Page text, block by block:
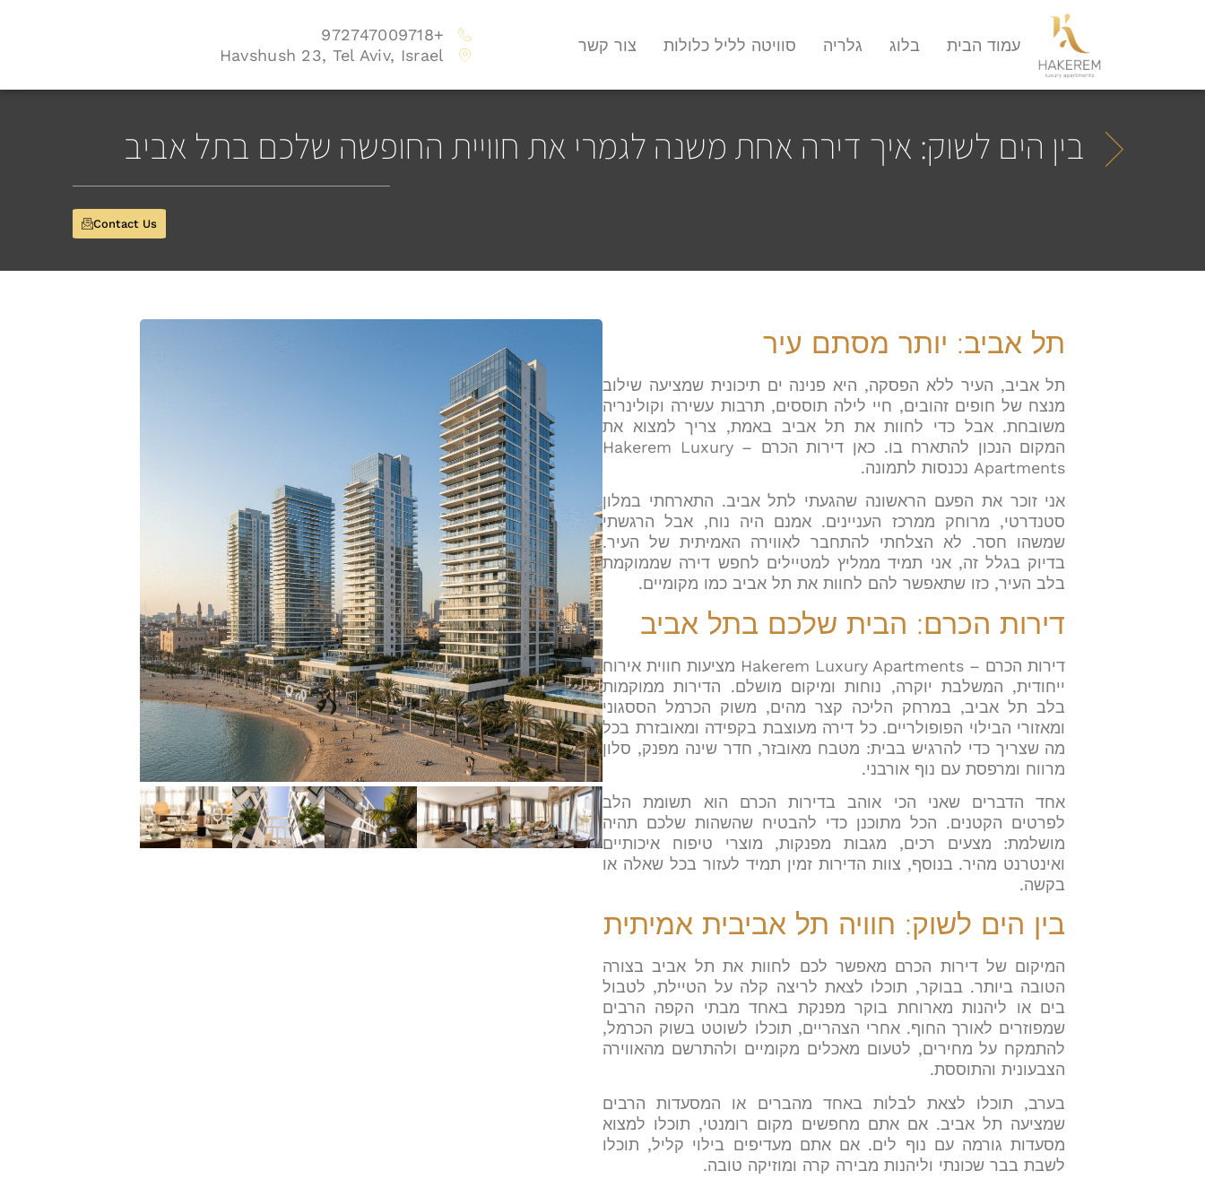
עמוד הבית בלוג גלריה סוויטה לליל כלולות צור קשר
+972747009718
Havshush 23, Tel Aviv, Israel
בין הים לשוק: איך דירה אחת משנה לגמרי את חוויית החופשה שלכם בתל אביב
Contact Us
תל אביב: יותר מסתם עיר
תל אביב, העיר ללא הפסקה, היא פנינה ים תיכונית שמציעה שילוב
מנצח של חופים זהובים, חיי לילה תוססים, תרבות עשירה וקולינריה
משובחת. אבל כדי לחוות את תל אביב באמת, צריך למצוא את
המקום הנכון להתארח בו. כאן דירות הכרם – Hakerem Luxury
Apartments נכנסות לתמונה.
אני זוכר את הפעם הראשונה שהגעתי לתל אביב. התארחתי במלון
סטנדרטי, מרוחק ממרכז העניינים. אמנם היה נוח, אבל הרגשתי
שמשהו חסר. לא הצלחתי להתחבר לאווירה האמיתית של העיר.
בדיוק בגלל זה, אני תמיד ממליץ למטיילים לחפש דירה שממוקמת
בלב העיר, כזו שתאפשר להם לחוות את תל אביב כמו מקומיים.
דירות הכרם: הבית שלכם בתל אביב
דירות הכרם – Hakerem Luxury Apartments מציעות חווית אירוח
ייחודית, המשלבת יוקרה, נוחות ומיקום מושלם. הדירות ממוקמות
בלב תל אביב, במרחק הליכה קצר מהים, משוק הכרמל הססגוני
ומאזורי הבילוי הפופולריים. כל דירה מעוצבת בקפידה ומאובזרת בכל
מה שצריך כדי להרגיש בבית: מטבח מאובזר, חדר שינה מפנק, סלון
מרווח ומרפסת עם נוף אורבני.
אחד הדברים שאני הכי אוהב בדירות הכרם הוא תשומת הלב
לפרטים הקטנים. הכל מתוכנן כדי להבטיח שהשהות שלכם תהיה
מושלמת: מצעים רכים, מגבות מפנקות, מוצרי טיפוח איכותיים
ואינטרנט מהיר. בנוסף, צוות הדירות זמין תמיד לעזור בכל שאלה או
בקשה.
בין הים לשוק: חוויה תל אביבית אמיתית
המיקום של דירות הכרם מאפשר לכם לחוות את תל אביב בצורה
הטובה ביותר. בבוקר, תוכלו לצאת לריצה קלה על הטיילת, לטבול
בים או ליהנות מארוחת בוקר מפנקת באחד מבתי הקפה הרבים
שמפוזרים לאורך החוף. אחרי הצהריים, תוכלו לשוטט בשוק הכרמל,
להתמקח על מחירים, לטעום מאכלים מקומיים ולהתרשם מהאווירה
הצבעונית והתוססת.
בערב, תוכלו לצאת לבלות באחד מהברים או המסעדות הרבים
שמציעה תל אביב. אם אתם מחפשים מקום רומנטי, תוכלו למצוא
מסעדות גורמה עם נוף לים. אם אתם מעדיפים בילוי קליל, תוכלו
לשבת בבר שכונתי וליהנות מבירה קרה ומוזיקה טובה.